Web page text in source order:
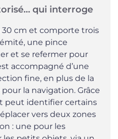
qui interroge
30 cm et comporte trois
une pince
et se refermer pour
accompagné d’une
fine, en plus de la
la navigation. Grâce
peut identifier certains
vers deux zones
: une pour les